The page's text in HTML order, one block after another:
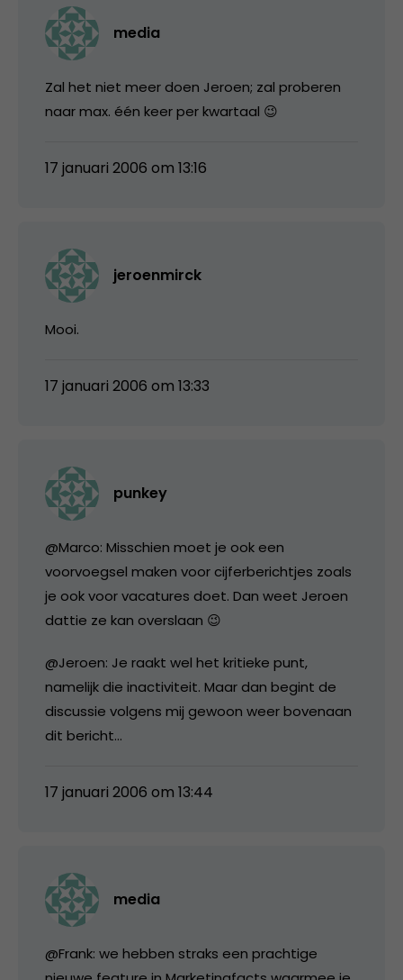
media
Zal het niet meer doen Jeroen; zal proberen
naar max. één keer per kwartaal 😉
17 januari 2006 om 13:16
jeroenmirck
Mooi.
17 januari 2006 om 13:33
punkey
@Marco: Misschien moet je ook een
voorvoegsel maken voor cijferberichtjes zoals
je ook voor vacatures doet. Dan weet Jeroen
dattie ze kan overslaan 😉
@Jeroen: Je raakt wel het kritieke punt,
namelijk die inactiviteit. Maar dan begint de
discussie volgens mij gewoon weer bovenaan
dit bericht…
17 januari 2006 om 13:44
media
@Frank: we hebben straks een prachtige